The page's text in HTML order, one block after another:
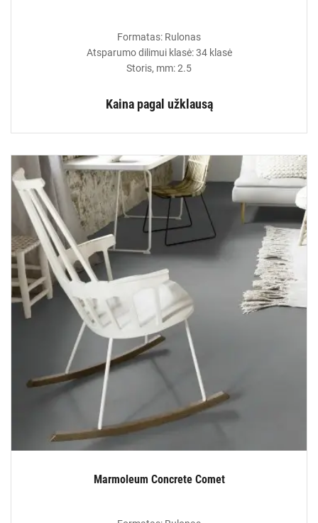
Formatas: Rulonas
Atsparumo dilimui klasė: 34 klasė
Storis, mm: 2.5
Kaina pagal užklausą
Marmoleum Concrete Comet